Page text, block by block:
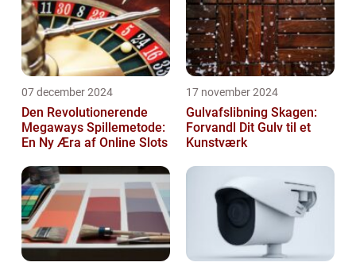
07 december 2024
Den Revolutionerende
Megaways Spillemetode:
En Ny Æra af Online Slots
17 november 2024
Gulvafslibning Skagen:
Forvandl Dit Gulv til et
Kunstværk